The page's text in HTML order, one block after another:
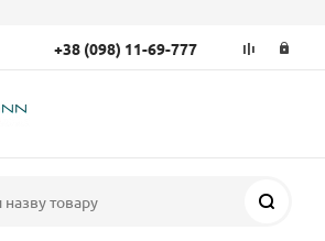
+38 (098) 11-69-777